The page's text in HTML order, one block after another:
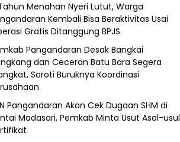
Menahan Nyeri Lutut, Warga
Kembali Bisa Beraktivitas Usai
Gratis Ditanggung BPJS
Pangandaran Desak Bangkai
dan Ceceran Batu Bara Segera
Soroti Buruknya Koordinasi
Pangandaran Akan Cek Dugaan SHM di
Madasari, Pemkab Minta Usut Asal-usul